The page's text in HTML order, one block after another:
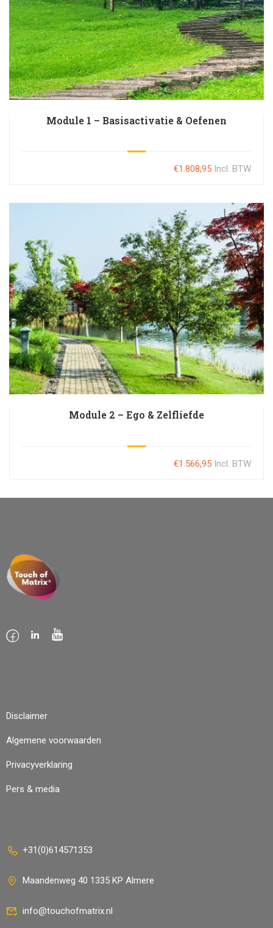
Module 1 – Basisactivatie & Oefenen
€1.808,95 Incl. BTW
Module 2 – Ego & Zelfliefde
€1.566,95 Incl. BTW
Disclaimer
Algemene voorwaarden
Privacyverklaring
Pers & media
+31(0)614571353
Maandenweg 40 1335 KP Almere
info@touchofmatrix.nl